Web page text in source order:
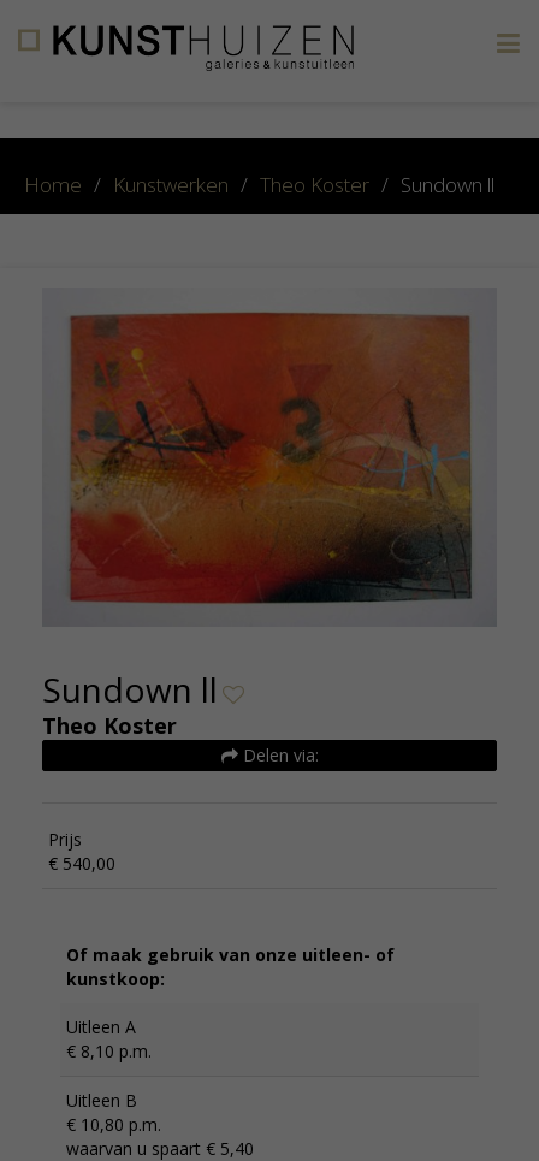
Home / Kunstwerken / Theo Koster / Sundown ll
Sundown ll
Theo Koster
Delen via:
Prijs
€ 540,00
Of maak gebruik van onze uitleen- of
kunstkoop:
Uitleen A
€ 8,10 p.m.
Uitleen B
€ 10,80 p.m.
waarvan u spaart € 5,40